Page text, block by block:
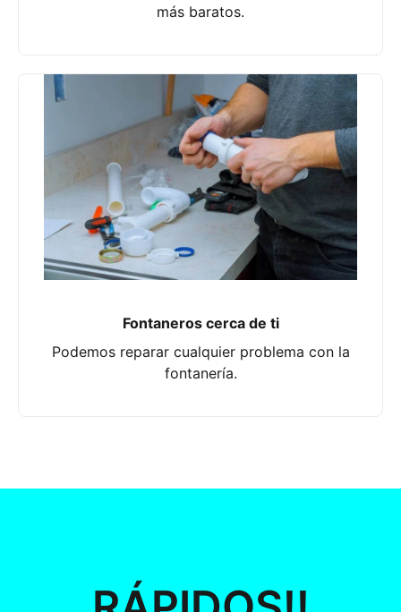
más baratos.
Fontaneros cerca de ti
Podemos reparar cualquier problema con la
fontanería.